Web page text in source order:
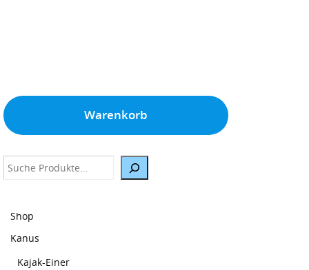
Warenkorb
Suche
Shop
Kanus
Kajak-Einer